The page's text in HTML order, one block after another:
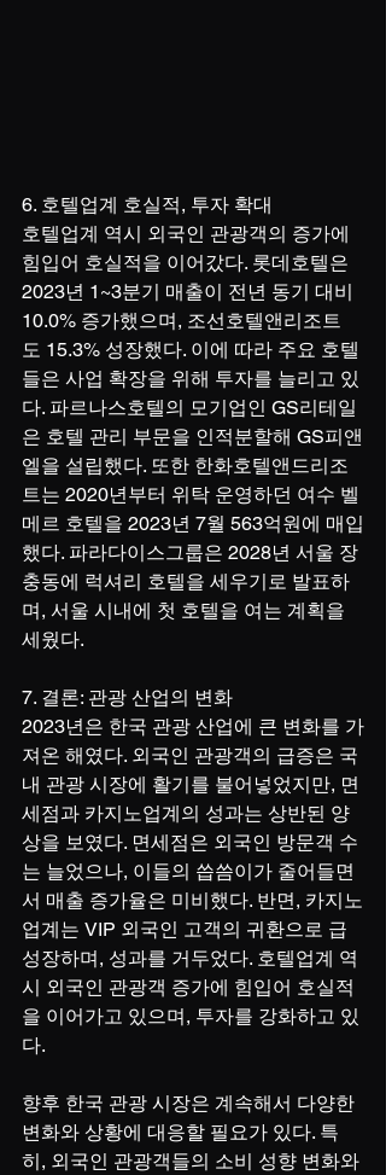
6. 호텔업계 호실적, 투자 확대
호텔업계 역시 외국인 관광객의 증가에
힘입어 호실적을 이어갔다. 롯데호텔은
2023년 1~3분기 매출이 전년 동기 대비
10.0% 증가했으며, 조선호텔앤리조트
도 15.3% 성장했다. 이에 따라 주요 호텔
들은 사업 확장을 위해 투자를 늘리고 있
다. 파르나스호텔의 모기업인 GS리테일
은 호텔 관리 부문을 인적분할해 GS피앤
엘을 설립했다. 또한 한화호텔앤드리조
트는 2020년부터 위탁 운영하던 여수 벨
메르 호텔을 2023년 7월 563억원에 매입
했다. 파라다이스그룹은 2028년 서울 장
충동에 럭셔리 호텔을 세우기로 발표하
며, 서울 시내에 첫 호텔을 여는 계획을
세웠다.
7. 결론: 관광 산업의 변화
2023년은 한국 관광 산업에 큰 변화를 가
져온 해였다. 외국인 관광객의 급증은 국
내 관광 시장에 활기를 불어넣었지만, 면
세점과 카지노업계의 성과는 상반된 양
상을 보였다. 면세점은 외국인 방문객 수
는 늘었으나, 이들의 씁씀이가 줄어들면
서 매출 증가율은 미비했다. 반면, 카지노
업계는 VIP 외국인 고객의 귀환으로 급
성장하며, 성과를 거두었다. 호텔업계 역
시 외국인 관광객 증가에 힘입어 호실적
을 이어가고 있으며, 투자를 강화하고 있
다.
향후 한국 관광 시장은 계속해서 다양한
변화와 상황에 대응할 필요가 있다. 특
히, 외국인 관광객들의 소비 성향 변화와